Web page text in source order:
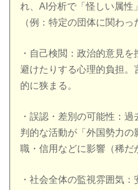
れ、AI分析で「怪しい属性
（例：特定の団体に関わっ
・自己検閲：政治的意見
避けたりする心理的負担。
的に狭まる。
・誤認・差別の可能性：
判的な活動が「外国勢力の
職・信用などに影響（稀だ
・社会全体の監視雰囲気